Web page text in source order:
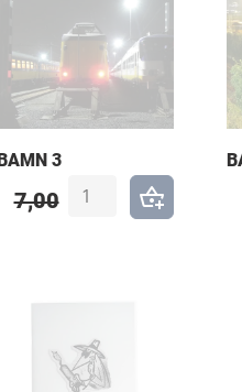
eigen interesses.
3
7,00